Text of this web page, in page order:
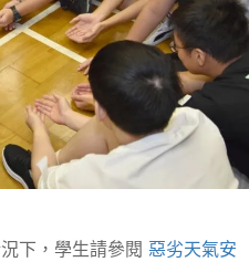
下，學生請參閱 惡劣天氣安